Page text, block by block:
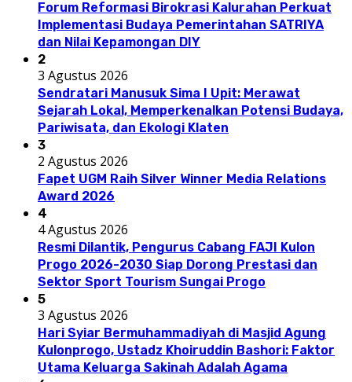
Forum Reformasi Birokrasi Kalurahan Perkuat
Implementasi Budaya Pemerintahan SATRIYA
dan Nilai Kepamongan DIY
2
3 Agustus 2026
Sendratari Manusuk Sima I Upit: Merawat
Sejarah Lokal, Memperkenalkan Potensi Budaya,
Pariwisata, dan Ekologi Klaten
3
2 Agustus 2026
Fapet UGM Raih Silver Winner Media Relations
Award 2026
4
4 Agustus 2026
Resmi Dilantik, Pengurus Cabang FAJI Kulon
Progo 2026-2030 Siap Dorong Prestasi dan
Sektor Sport Tourism Sungai Progo
5
3 Agustus 2026
Hari Syiar Bermuhammadiyah di Masjid Agung
Kulonprogo, Ustadz Khoiruddin Bashori: Faktor
Utama Keluarga Sakinah Adalah Agama